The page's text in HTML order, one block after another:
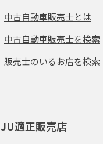
中古自動車販売士とは
中古自動車販売士を検索
販売士のいるお店を検索
JU適正販売店